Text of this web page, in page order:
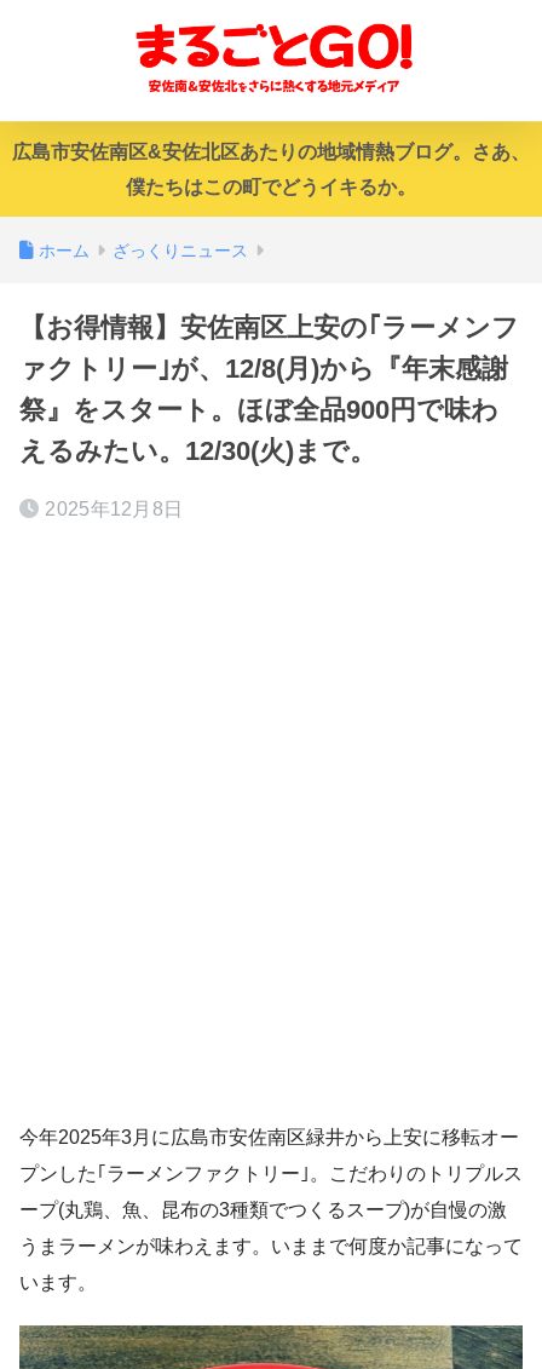
広島市安佐南区&安佐北区あたりの地域情熱ブログ。さあ、
僕たちはこの町でどうイキるか。
ホーム ざっくりニュース
【お得情報】安佐南区上安の｢ラーメンフ
ァクトリー｣が、12/8(月)から『年末感謝
祭』をスタート。ほぼ全品900円で味わ
えるみたい。12/30(火)まで。
2025年12月8日
今年2025年3月に広島市安佐南区緑井から上安に移転オー
プンした｢ラーメンファクトリー｣。こだわりのトリプルス
ープ(丸鶏、魚、昆布の3種類でつくるスープ)が自慢の激
うまラーメンが味わえます。いままで何度か記事になって
います。